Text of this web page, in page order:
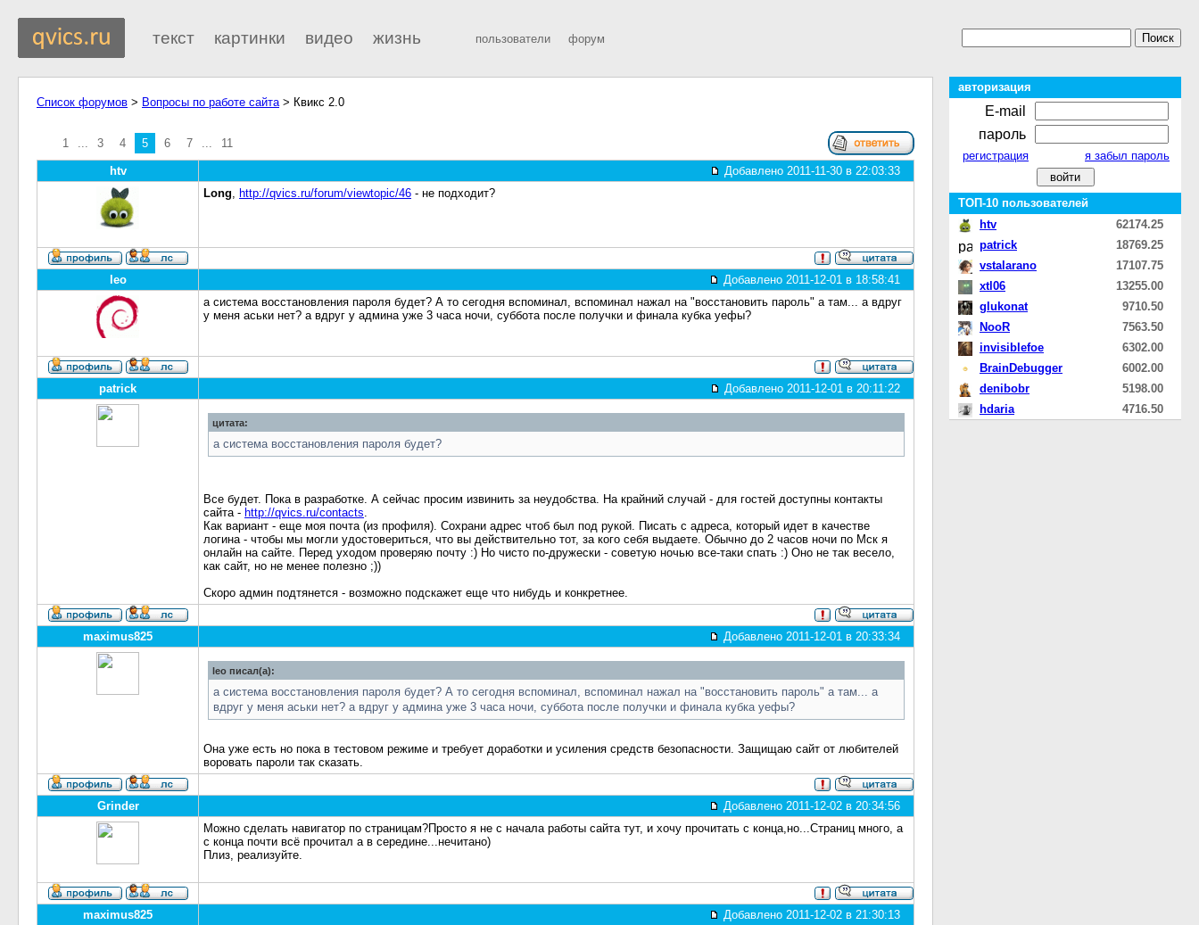
текст картинки видео жизнь пользователи форум
Список форумов > Вопросы по работе сайта> Квикс 2.0
1 ... 3 4 5 6 7 ... 11
htv
Добавлено 2011-11-30 в 22:03:33
Long, http://qvics.ru/forum/viewtopic/46 - не подходит?
leo
Добавлено 2011-12-01 в 18:58:41
а система восстановления пароля будет? А то сегодня вспоминал, вспоминал нажал на "восстановить пароль" а там... а вдруг
у меня аськи нет? а вдруг у админа уже 3 часа ночи, суббота после получки и финала кубка уефы?
patrick Добавлено 2011-12-01 в 20:11:22
цитата:
а система восстановления пароля будет?
Все будет. Пока в разработке. А сейчас просим извинить за неудобства. На крайний случай - для гостей доступны контакты
сайта - http://qvics.ru/contacts.
Как вариант - еще моя почта (из профиля). Сохрани адрес чтоб был под рукой. Писать с адреса, который идет в качестве
логина - чтобы мы могли удостовериться, что вы действительно тот, за кого себя выдаете. Обычно до 2 часов ночи по Мск я
онлайн на сайте. Перед уходом проверяю почту :) Но чисто по-дружески - советую ночью все-таки спать :) Оно не так весело,
как сайт, но не менее полезно ;))
Скоро админ подтянется - возможно подскажет еще что нибудь и конкретнее.
maximus825 Добавлено 2011-12-01 в 20:33:34
leo писал(а):
а система восстановления пароля будет? А то сегодня вспоминал, вспоминал нажал на "восстановить пароль" а там... а
вдруг у меня аськи нет? а вдруг у админа уже 3 часа ночи, суббота после получки и финала кубка уефы?
Она уже есть но пока в тестовом режиме и требует доработки и усиления средств безопасности. Защищаю сайт от любителей
воровать пароли так сказать.
Grinder
Добавлено 2011-12-02 в 20:34:56
Можно сделать навигатор по страницам?Просто я не с начала работы сайта тут, и хочу прочитать с конца,но...Страниц много, а
с конца почти всё прочитал а в середине...нечитано)
Плиз, реализуйте.
maximus825 Добавлено 2011-12-02 в 21:30:13
авторизация
E-mail
пароль
регистрация я забыл пароль
ТОП-10 пользователей
htv
62174.25
patrick
18769.25
vstalarano
17107.75
xtl06
13255.00
glukonat
9710.50
NooR
7563.50
invisiblefoe
6302.00
BrainDebugger
6002.00
denibobr
5198.00
hdaria
4716.50